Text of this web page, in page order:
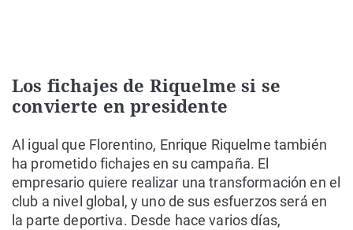
Los fichajes de Riquelme si se
convierte en presidente
Al igual que Florentino, Enrique Riquelme también
ha prometido fichajes en su campaña. El
empresario quiere realizar una transformación en el
club a nivel global, y uno de sus esfuerzos será en
la parte deportiva. Desde hace varios días,